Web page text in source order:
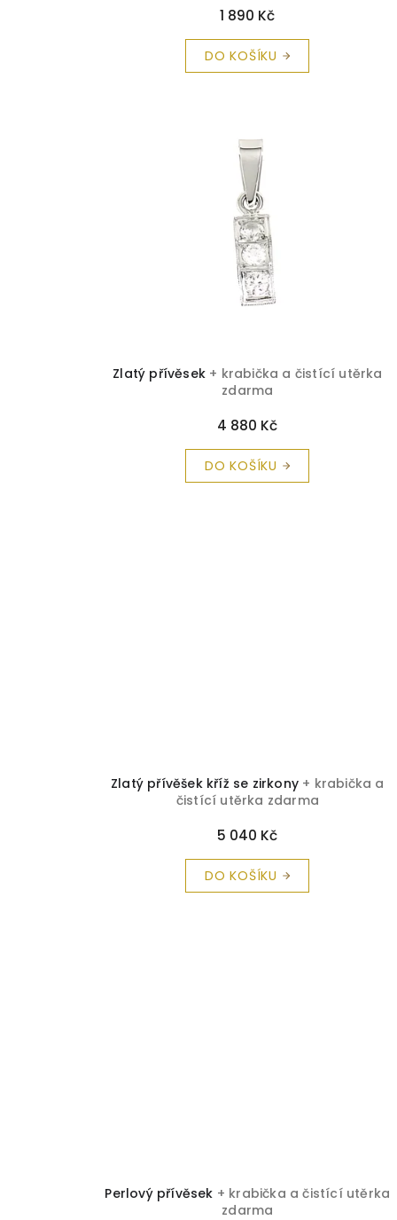
1 890 Kč
DO KOŠÍKU
Zlatý přívěsek + krabička a čistící utěrka
zdarma
4 880 Kč
DO KOŠÍKU
Zlatý přívěšek kříž se zirkony + krabička a
čistící utěrka zdarma
5 040 Kč
DO KOŠÍKU
Perlový přívěsek + krabička a čistící utěrka
zdarma